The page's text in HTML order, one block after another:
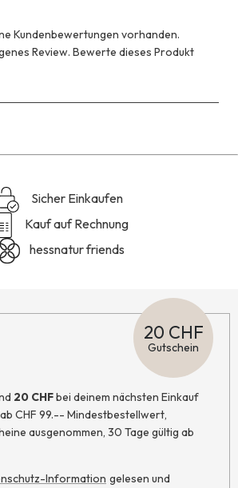
Kundenbewertungen vorhanden.
Review. Bewerte dieses Produkt
Sicher Einkaufen
Kauf auf Rechnung
hessnatur friends
20 CHF
Gutschein
20 CHFbei deinem nächsten Einkauf
CHF 99.-- Mindestbestellwert,
ausgenommen, 30 Tage gültig ab
Information gelesen und